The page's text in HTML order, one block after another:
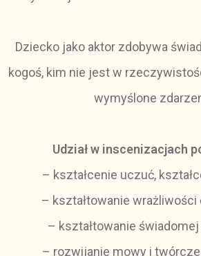
Dziecko jako aktor zdobywa
kogoś, kim nie jest w
wymyślone
Udział w inscenizacjach
– kształcenie uczuć,
– kształtowanie
– kształtowanie
– rozwijanie mowy i